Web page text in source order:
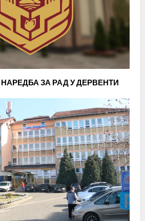
ЗА РАД У ДЕРВЕНТИ